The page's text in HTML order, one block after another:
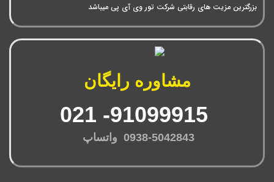
بزرگترین مزیت های رقابتی شرکت تور وی آی پی میباشد
مشاوره رایگان
0938-5042843 واتساپ